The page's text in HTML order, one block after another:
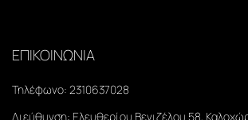
ΕΠΙΚΟΙΝΩΝΙΑ
Τηλέφωνο: 2310637028
Διεύθυνση: Ελευθερίου Βενιζέλου 58,